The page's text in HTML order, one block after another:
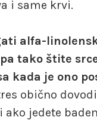
i same krvi.
alfa-
tako štite
kada je ono
obično
jedete